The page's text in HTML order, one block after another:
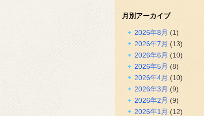
月別アーカイブ
2026年8月 (1)
2026年7月 (13)
2026年6月 (10)
2026年5月 (8)
2026年4月 (10)
2026年3月 (9)
2026年2月 (9)
2026年1月 (12)